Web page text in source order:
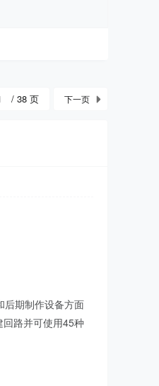
/ 38 页 下一页
后期制作设备方面
路并可使用45种